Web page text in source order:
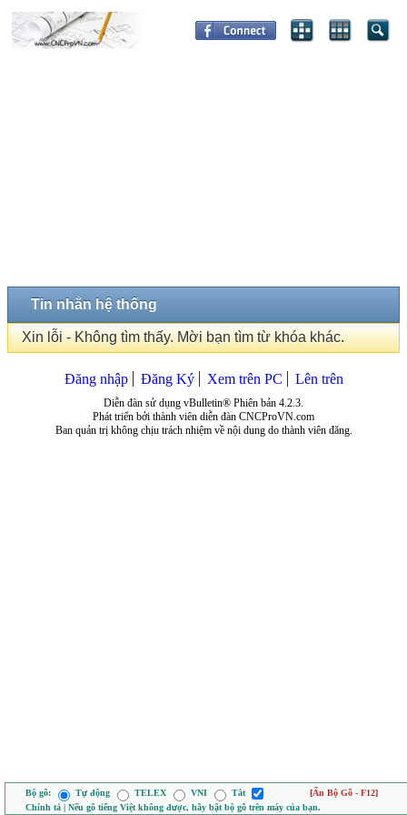
Tin nhắn hệ thống
Xin lỗi - Không tìm thấy. Mời bạn tìm từ khóa khác.
Đăng nhập Đăng Ký Xem trên PC Lên trên
Diễn đàn sử dụng vBulletin® Phiên bản 4.2.3.
Phát triển bởi thành viên diễn đàn CNCProVN.com
Ban quản trị không chịu trách nhiệm về nội dung do thành viên đăng.
Bộ gõ: Tự động TELEX VNI Tắt
[Ẩn Bộ Gõ - F12]
Chính tả | Nếu gõ tiếng Việt không được, hãy bật bộ gõ trên máy của bạn.